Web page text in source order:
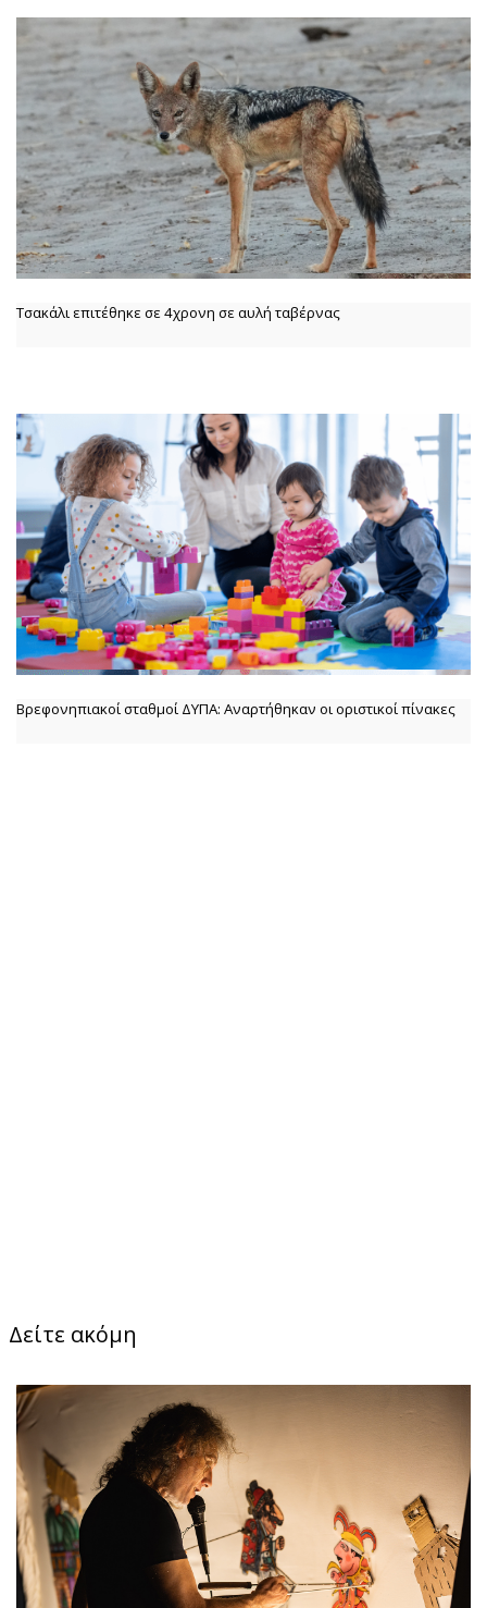
Τσακάλι επιτέθηκε σε 4χρονη σε αυλή ταβέρνας
Βρεφονηπιακοί σταθμοί ΔΥΠΑ: Αναρτήθηκαν οι οριστικοί πίνακες
Δείτε ακόμη